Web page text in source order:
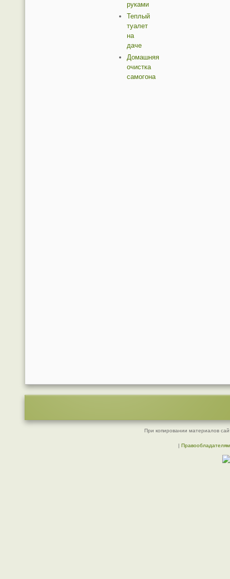
руками
Теплый
туалет
на
даче
Домашняя
очистка
самогона
При копировании материалов
| Правообладателям